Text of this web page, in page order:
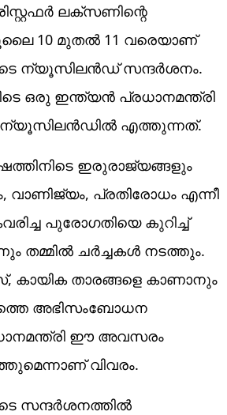
ലക്‌സണിന്റെ
10 മുതല്‍ 11 വരെയാണ്
ന്യൂസിലന്‍ഡ് സന്ദര്‍ശനം.
ഒരു ഇന്ത്യന്‍ പ്രധാനമന്ത്രി
ന്യൂസിലന്‍ഡില്‍ എത്തുന്നത്.
ഇരുരാജ്യങ്ങളും
വാണിജ്യം, പ്രതിരോധം എന്നീ
പുരോഗതിയെ കുറിച്ച്
തമ്മില്‍ ചര്‍ച്ചകള്‍ നടത്തും.
കായിക താരങ്ങളെ കാണാനും
അഭിസംബോധന
ഈ അവസരം
വിവരം.
സന്ദര്‍ശനത്തില്‍